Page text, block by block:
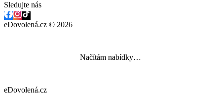
Sledujte nás
eDovolená.cz © 2026
Načítám nabídky…
eDovolená.cz